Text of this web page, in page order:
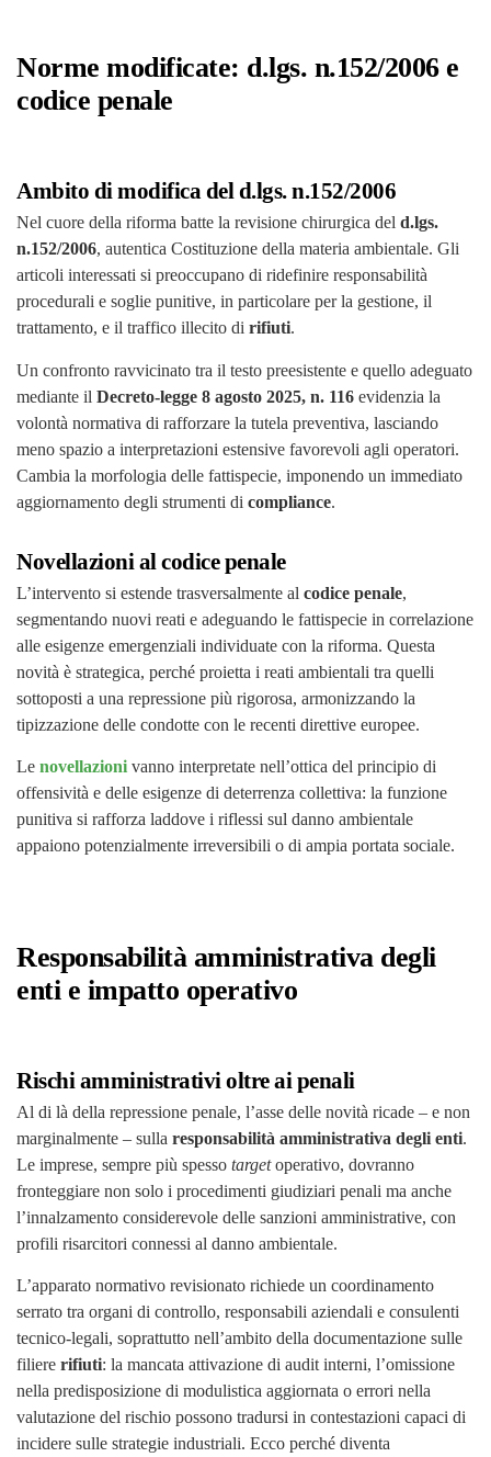
Norme modificate: d.lgs. n.152/2006 e
codice penale
Ambito di modifica del d.lgs. n.152/2006
Nel cuore della riforma batte la revisione chirurgica del d.lgs.
n.152/2006, autentica Costituzione della materia ambientale. Gli
articoli interessati si preoccupano di ridefinire responsabilità
procedurali e soglie punitive, in particolare per la gestione, il
trattamento, e il traffico illecito di rifiuti.
Un confronto ravvicinato tra il testo preesistente e quello adeguato
mediante il Decreto-legge 8 agosto 2025, n. 116 evidenzia la
volontà normativa di rafforzare la tutela preventiva, lasciando
meno spazio a interpretazioni estensive favorevoli agli operatori.
Cambia la morfologia delle fattispecie, imponendo un immediato
aggiornamento degli strumenti di compliance.
Novellazioni al codice penale
L’intervento si estende trasversalmente al codice penale,
segmentando nuovi reati e adeguando le fattispecie in correlazione
alle esigenze emergenziali individuate con la riforma. Questa
novità è strategica, perché proietta i reati ambientali tra quelli
sottoposti a una repressione più rigorosa, armonizzando la
tipizzazione delle condotte con le recenti direttive europee.
Le novellazioni vanno interpretate nell’ottica del principio di
offensività e delle esigenze di deterrenza collettiva: la funzione
punitiva si rafforza laddove i riflessi sul danno ambientale
appaiono potenzialmente irreversibili o di ampia portata sociale.
Responsabilità amministrativa degli
enti e impatto operativo
Rischi amministrativi oltre ai penali
Al di là della repressione penale, l’asse delle novità ricade – e non
marginalmente – sulla responsabilità amministrativa degli enti.
Le imprese, sempre più spesso targetoperativo, dovranno
fronteggiare non solo i procedimenti giudiziari penali ma anche
l’innalzamento considerevole delle sanzioni amministrative, con
profili risarcitori connessi al danno ambientale.
L’apparato normativo revisionato richiede un coordinamento
serrato tra organi di controllo, responsabili aziendali e consulenti
tecnico-legali, soprattutto nell’ambito della documentazione sulle
filiere rifiuti: la mancata attivazione di audit interni, l’omissione
nella predisposizione di modulistica aggiornata o errori nella
valutazione del rischio possono tradursi in contestazioni capaci di
incidere sulle strategie industriali. Ecco perché diventa